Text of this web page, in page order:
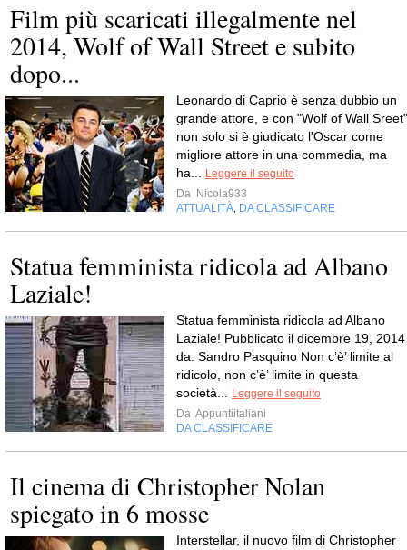
Film più scaricati illegalmente nel
2014, Wolf of Wall Street e subito
dopo...
Leonardo di Caprio è senza dubbio un
grande attore, e con "Wolf of Wall Sreet"
non solo si è giudicato l'Oscar come
migliore attore in una commedia, ma
ha...
Leggere il seguito
Da Nicola933
ATTUALITÀ DA CLASSIFICARE
Statua femminista ridicola ad Albano
Laziale!
Statua femminista ridicola ad Albano
Laziale! Pubblicato il dicembre 19, 2014
da: Sandro Pasquino Non c’è’ limite al
ridicolo, non c’è’ limite in questa
società...
Leggere il seguito
Da Appuntiitaliani
DA CLASSIFICARE
Il cinema di Christopher Nolan
spiegato in 6 mosse
Interstellar, il nuovo film di Christopher